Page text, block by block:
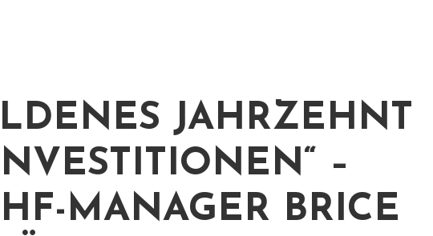
JAHRZEHNT
–
MANAGER BRICE